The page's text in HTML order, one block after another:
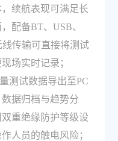
续航表现可满足长
配备BT、USB、
线传输可直接将测试
场实时记录；
测试数据导出至PC
据归档与趋势分
重绝缘防护等级设
人员的触电风险；